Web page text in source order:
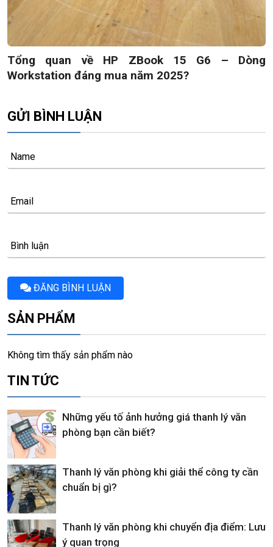
Tổng quan về HP ZBook 15 G6 – Dòng
Workstation đáng mua năm 2025?
GỬI BÌNH LUẬN
Name
Email
Bình luận
ĐĂNG BÌNH LUẬN
SẢN PHẨM
Không tìm thấy sản phẩm nào
TIN TỨC
Những yếu tố ảnh hưởng giá thanh lý văn
phòng bạn cần biết?
Thanh lý văn phòng khi giải thể công ty cần
chuẩn bị gì?
Thanh lý văn phòng khi chuyển địa điểm: Lưu
ý quan trọng